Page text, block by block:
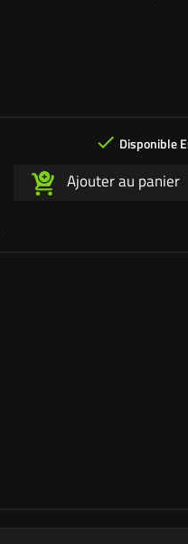
 Disponible
Ajouter au panier